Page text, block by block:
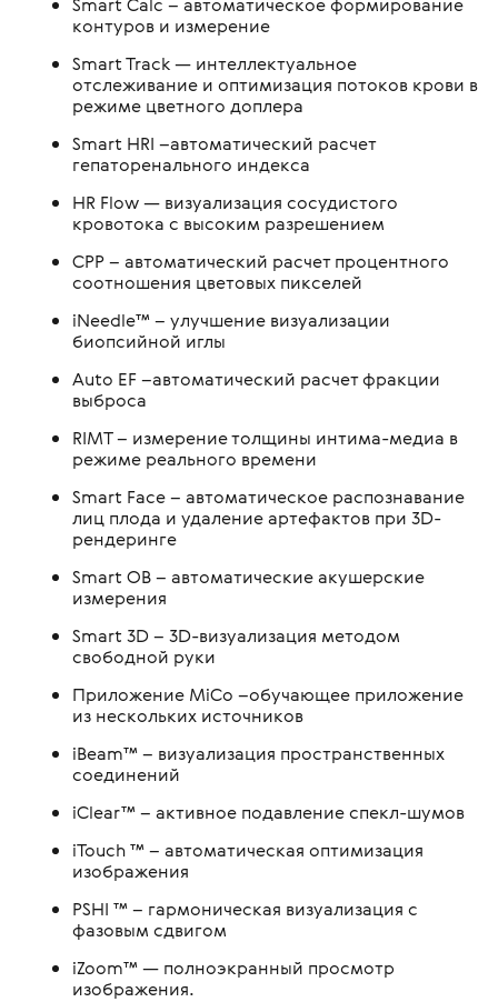
контуров и измерение
Smart Track — интеллектуальное
отслеживание и оптимизация потоков крови в
режиме цветного доплера
Smart HRI –автоматический расчет
гепаторенального индекса
HR Flow — визуализация сосудистого
кровотока с высоким разрешением
CPP – автоматический расчет процентного
соотношения цветовых пикселей
iNeedle™ – улучшение визуализации
биопсийной иглы
Auto EF –автоматический расчет фракции
выброса
RIMT – измерение толщины интима-медиа в
режиме реального времени
Smart Face – автоматическое распознавание
лиц плода и удаление артефактов при 3D-
рендеринге
Smart OB – автоматические акушерские
измерения
Smart 3D – 3D-визуализация методом
свободной руки
Приложение MiCo –обучающее приложение
из нескольких источников
iBeam™ – визуализация пространственных
соединений
iClear™ – активное подавление спекл-шумов
iTouch ™ – автоматическая оптимизация
изображения
PSHI ™ – гармоническая визуализация с
фазовым сдвигом
iZoom™ — полноэкранный просмотр
изображения.